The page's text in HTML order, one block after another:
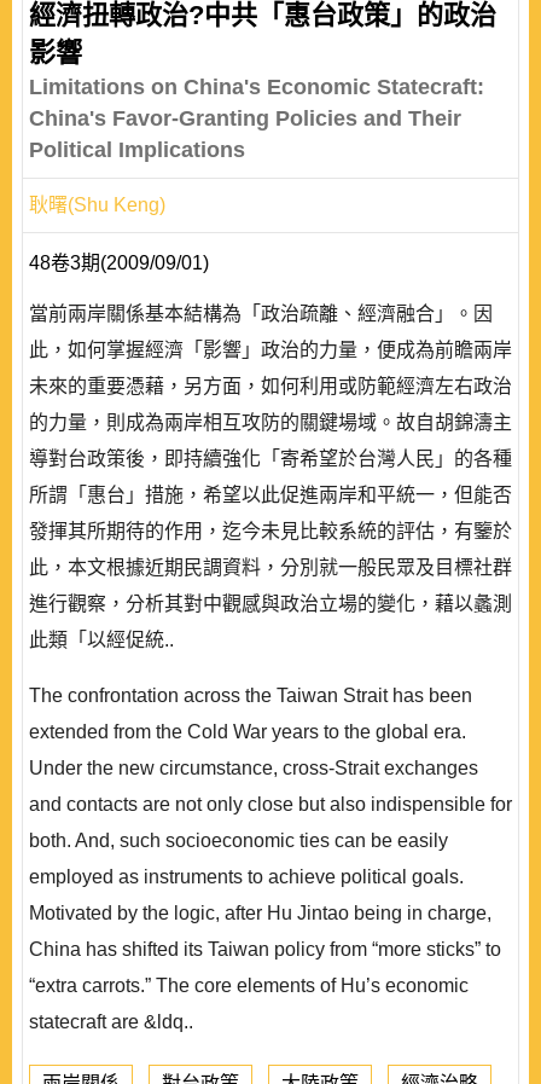
經濟扭轉政治?中共「惠台政策」的政治
影響
Limitations on China's Economic Statecraft:
China's Favor-Granting Policies and Their
Political Implications
耿曙(Shu Keng)
48卷3期(2009/09/01)
當前兩岸關係基本結構為「政治疏離、經濟融合」。因
此，如何掌握經濟「影響」政治的力量，便成為前瞻兩岸
未來的重要憑藉，另方面，如何利用或防範經濟左右政治
的力量，則成為兩岸相互攻防的關鍵場域。故自胡錦濤主
導對台政策後，即持續強化「寄希望於台灣人民」的各種
所謂「惠台」措施，希望以此促進兩岸和平統一，但能否
發揮其所期待的作用，迄今未見比較系統的評估，有鑒於
此，本文根據近期民調資料，分別就一般民眾及目標社群
進行觀察，分析其對中觀感與政治立場的變化，藉以蠡測
此類「以經促統..
The confrontation across the Taiwan Strait has been
extended from the Cold War years to the global era.
Under the new circumstance, cross-Strait exchanges
and contacts are not only close but also indispensible for
both. And, such socioeconomic ties can be easily
employed as instruments to achieve political goals.
Motivated by the logic, after Hu Jintao being in charge,
China has shifted its Taiwan policy from “more sticks” to
“extra carrots.” The core elements of Hu’s economic
statecraft are &ldq..